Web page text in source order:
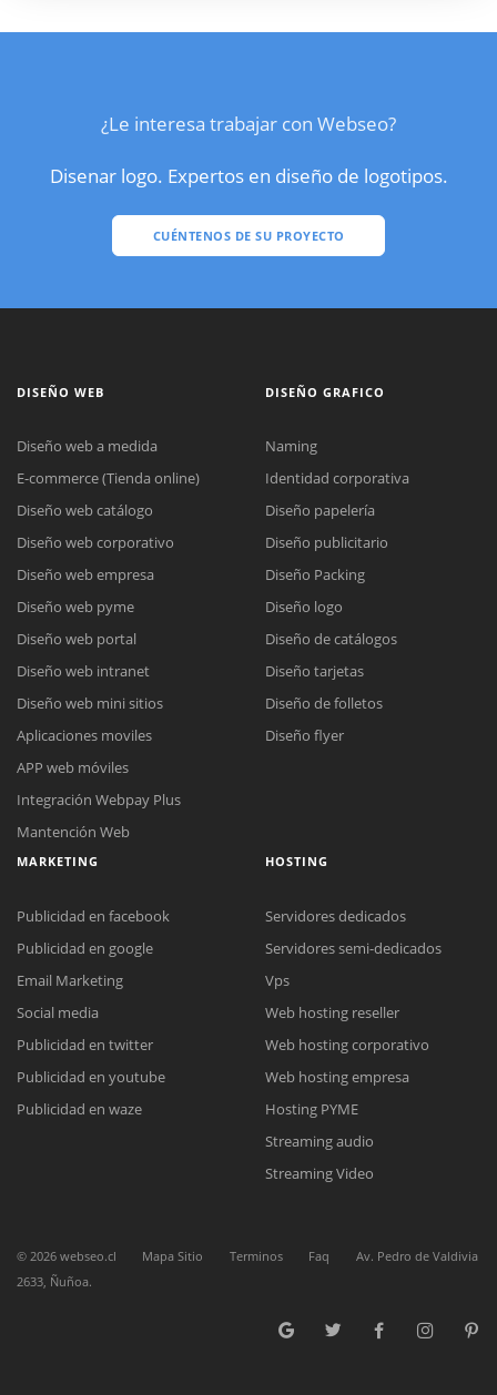
¿Le interesa trabajar con Webseo?
Disenar logo. Expertos en diseño de logotipos.
CUÉNTENOS DE SU PROYECTO
Reunión online
Nuestros ejecutivos le enviarán un correo electrónico con el enlace a
Cotización
Complete el formulario y nos contactaremos a la brevedad.
Chat Online
Todos nuestros ejecutivos están fuera de línea. Complete el formulario
para enviarnos un correo electrónico con sus datos personales.
DISEÑO WEB
Diseño web a medida
E-commerce (Tienda online)
Diseño web catálogo
Diseño web corporativo
Diseño web empresa
Diseño web pyme
Diseño web portal
Diseño web intranet
Diseño web mini sitios
Aplicaciones moviles
APP web móviles
Integración Webpay Plus
Mantención Web
DISEÑO GRAFICO
Naming
Identidad corporativa
Diseño papelería
Diseño publicitario
Diseño Packing
Diseño logo
Diseño de catálogos
Diseño tarjetas
Diseño de folletos
Diseño flyer
MARKETING
Publicidad en facebook
Publicidad en google
Email Marketing
Social media
Publicidad en twitter
Publicidad en youtube
Publicidad en waze
HOSTING
Servidores dedicados
Servidores semi-dedicados
Vps
Web hosting reseller
Web hosting corporativo
Web hosting empresa
Hosting PYME
Streaming audio
Streaming Video
© 2026 webseo.cl Mapa Sitio Terminos Faq
Av. Pedro de Valdivia
2633, Ñuñoa.